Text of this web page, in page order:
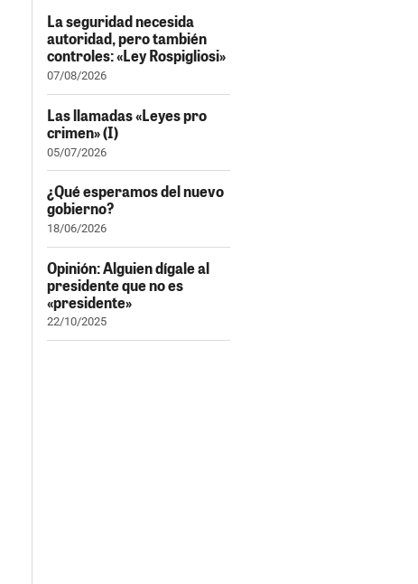
La seguridad necesida
autoridad, pero también
controles: «Ley Rospigliosi»
07/08/2026
Las llamadas «Leyes pro
crimen» (I)
05/07/2026
¿Qué esperamos del nuevo
gobierno?
18/06/2026
Opinión: Alguien dígale al
presidente que no es
«presidente»
22/10/2025